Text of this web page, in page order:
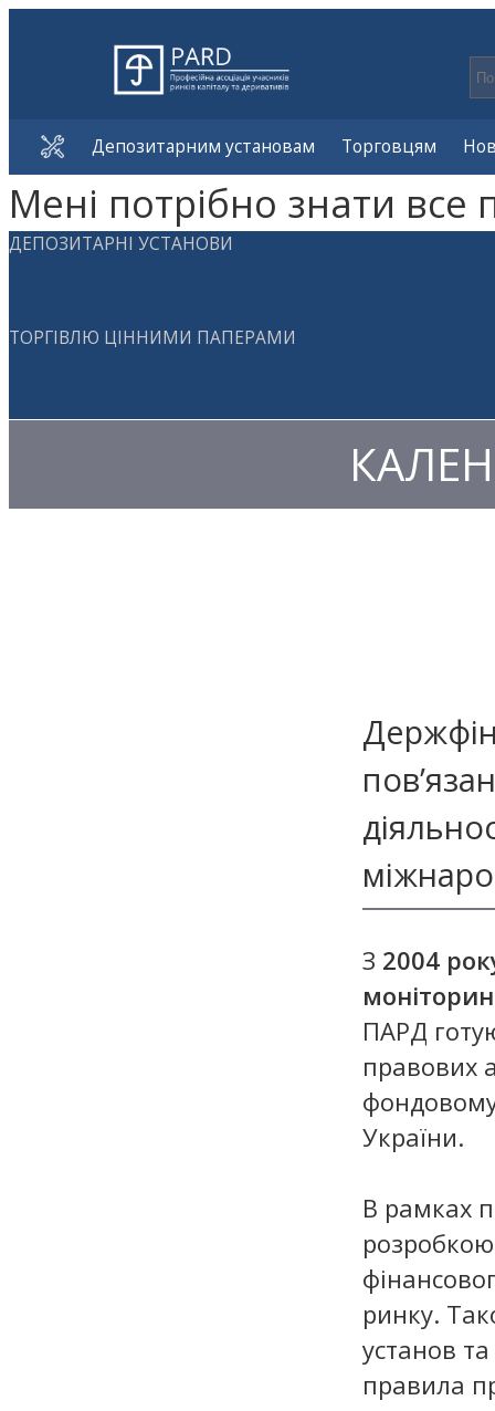
Депозитарним установам Торговцям
Мені потрібно знати все
ДЕПОЗИТАРНІ УСТАНОВИ
ТОРГІВЛЮ ЦІННИМИ ПАПЕРАМИ
З 2004
ПАРД
правових
України.
В рамках
ринку.
установ
правила